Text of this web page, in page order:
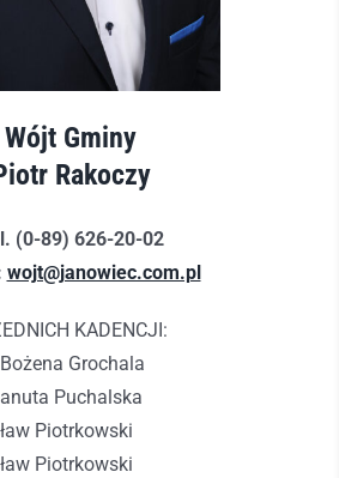
Wójt Gminy
Rakoczy
(0-89) 626-20-02
wojt@janowiec.com.pl
KADENCJI:
Grochala
Puchalska
Piotrkowski
Piotrkowski